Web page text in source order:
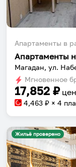
Апартаменты в
Магадан, ул.
Мгновенное
17,852 ₽
4,463 ₽ × 4
Жильё проверено